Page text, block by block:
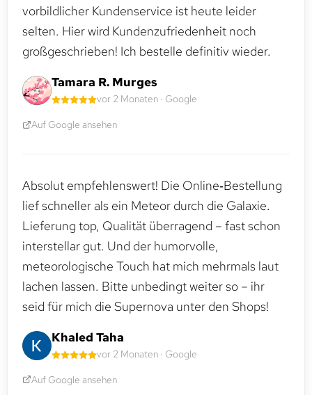
vorbildlicher Kundenservice ist heute leider
selten. Hier wird Kundenzufriedenheit noch
großgeschrieben! Ich bestelle definitiv wieder.
Tamara R. Murges
vor 2 Monaten · Google
Auf Google ansehen
Absolut empfehlenswert! Die Online‑Bestellung
lief schneller als ein Meteor durch die Galaxie.
Lieferung top, Qualität überragend – fast schon
interstellar gut. Und der humorvolle,
meteorologische Touch hat mich mehrmals laut
lachen lassen. Bitte unbedingt weiter so – ihr
seid für mich die Supernova unter den Shops!
Khaled Taha
vor 2 Monaten · Google
Auf Google ansehen